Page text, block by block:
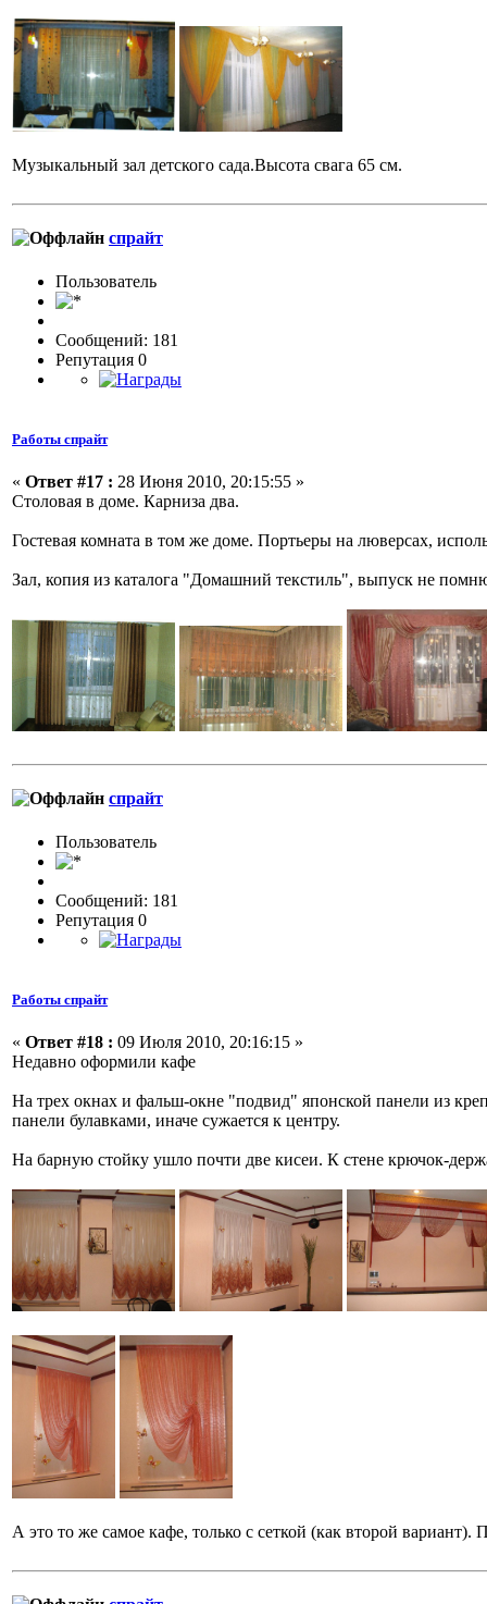
Музыкальный зал детского сада.Высота свага 65 см.
спрайт
Пользовaтeль
Сообщений: 181
Репутация 0
Работы спрайт
« Ответ #17 : 28 Июня 2010, 20:15:55 »
Столовая в доме. Карниза два.
Гостевая комната в том же доме. Портьеры на люверсах,
Зал, копия из каталога "Домашний текстиль", выпуск не
спрайт
Пользовaтeль
Сообщений: 181
Репутация 0
Работы спрайт
« Ответ #18 : 09 Июля 2010, 20:16:15 »
Недавно оформили кафе
На трех окнах и фальш-окне "подвид" японской панели из
панели булавками, иначе сужается к центру.
На барную стойку ушло почти две кисеи. К стене крючок-
А это то же самое кафе, только с сеткой (как второй